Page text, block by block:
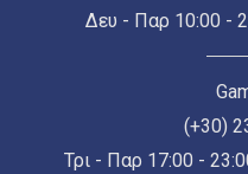
Δευ - Παρ 10:00 -
(+30)
Τρι - Παρ 17:00 -